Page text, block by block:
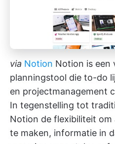
via Notion Notion is een
planningstool die to-do
en projectmanagement
In tegenstelling tot
Notion de flexibiliteit
te maken, informatie in